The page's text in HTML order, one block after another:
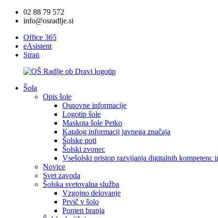
02 88 79 572
info@osradlje.si
Office 365
eAsistent
Stran
Šola
Opis šole
Osnovne informacije
Logotip šole
Maskota šole Petko
Katalog informacij javnega značaja
Šolske poti
Šolski zvonec
Vsešolski pristop razvijanja digitalnih kompetenc
Novice
Svet zavoda
Šolska svetovalna služba
Vzgojno delovanje
Prvič v šolo
Pomen branja